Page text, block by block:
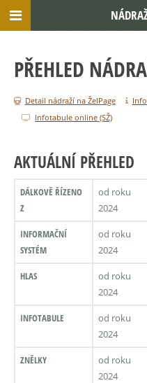
PŘEHLED
Detail nádraží na ŽelPage
Infotabule online (SŽ)
AKTUÁLNÍ PŘEHLED
DÁLKOVĚ ŘÍZENO
Z
od roku
2024
INFORMAČNÍ
SYSTÉM
od roku
2024
HLAS
od roku
2024
INFOTABULE
od roku
2024
ZNĚLKY
od roku
2024